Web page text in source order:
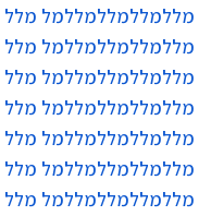
מללמללמללמללמל
מללמללמללמללמל
מללמללמללמללמל
מללמללמללמללמל
מללמללמללמללמל
מללמללמללמללמל
מללמללמללמללמל